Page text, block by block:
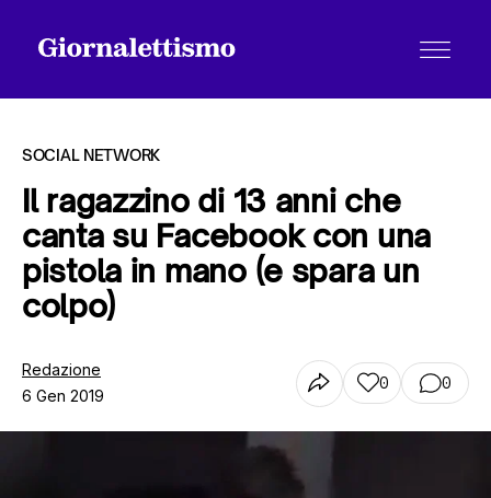
Tutti gli articoli
Chi siamo
SOCIAL NETWORK
Il ragazzino di 13 anni che
canta su Facebook con una
pistola in mano (e spara un
colpo)
Redazione
6 Gen 2019
0 0